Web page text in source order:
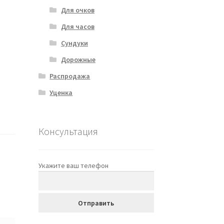
Для очков
Для часов
Сундуки
Дорожные
Распродажа
Уценка
Консультация
Укажите ваш телефон